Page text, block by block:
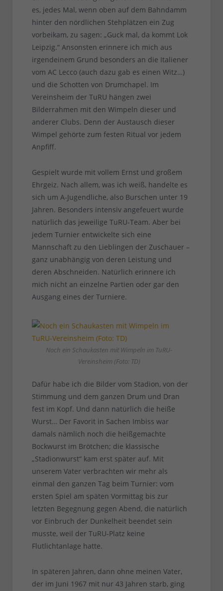
es, jedes Mal, wenn oben auf dem Bahndamm
hinter den nördlichen Stehplätzen ein Zug
vorbeikam, zu sagen: „Guck mal, da kommt Lok
Leipzig.“ Ansonsten erinnere ich mich aus
irgendeinem Grund besonders an die Italiener
vom AC Lecco (auch dazu gab es einen Witz…)
und die Schotten von Drumchapel. Im
Vereinsheim der TuRU hängen zwei
Bilderrahmen mit den Wimpeln dieser und
anderer Clubs. Denn der Austausch dieser
Wimpel gehörte zum festen Ritual vor jedem
Anpfiff.
Gespielt wurde mit vollem Ernst und großem
Ehrgeiz. Nach allem, was ich weiß, handelte es
sich um A-Jugendliche, also Burschen unter 19
Jahren. Besonders intensiv angefeuert wurde
natürlich das jeweilige TuRU-Team. Aber bei
jedem Turnier entwickelte sich eine
Mannschaft zu den Lieblingen der Zuschauer –
ganz unabhängig von deren Leistung und
deren Abschneiden. Natürlich erinnere ich
mich nicht an einzelne Partien oder gar den
Ausgang eines der Turniere.
Noch ein Schaukasten mit Wimpeln im TuRU-
Vereinsheim (Foto: TD)
Dafür habe ich die Bilder vom Stadion, von der
Stimmung und dem ganzen Drum und Dran
fest im Kopf. Und dann natürlich die heiße
Wurst… Der Favorit in Sachen Imbiss war
damals nämlich noch die heißgemachte
Bockwurst im Brötchen; die klassische
„Stadionwurst“ kam erst später auf. Mit
unserem Vater verbrachten wir mehr als
einmal den ganzen Tag beim Turnier: vom
ersten Spiel am späten Vormittag bis zur
letzten Begegnung gegen Abend, die natürlich
vor Einbruch der Dunkelheit beendet sein
musste, weil der TuRU-Platz keine
Flutlichtanlage hatte.
In späteren Jahren, dann ohne meinen Vater,
der im Juni 1967 mit nur 43 Jahren starb, ging